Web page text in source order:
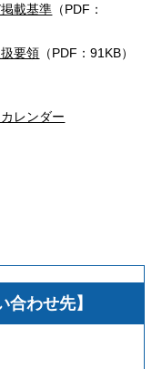
載基準 （PDF：
要領 （PDF：91KB）
レンダー
合わせ先】